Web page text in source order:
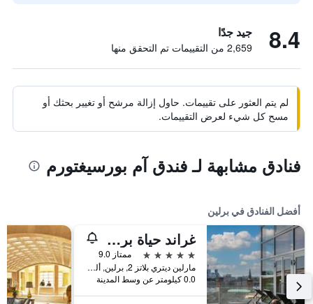
8.4 جيد جدًا
2,659 من التقييمات تم التحقق منها
لم يتم العثور على تقييمات. حاول إزالة مرشح أو تغيير بحثك أو
مسح كل شيء لعرض التقييمات.
فنادق مشابهة لـ فندق آم بورسيغتورم
أفضل الفنادق في برلين
غراند حياة برلين
5 نجوم
ممتاز 9.0
مارلين ديتري بلاتز 2, برلين, ألمانيا
0.0 كيلومتر عن وسط المدينة